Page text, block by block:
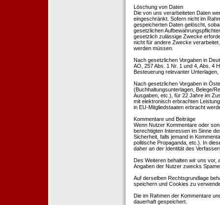
Löschung von Daten
Die von uns verarbeiteten Daten
eingeschränkt. Sofern nicht im
gespeicherten Daten gelöscht,
gesetzlichen
gesetzlich zulässige Zwecke
nicht für andere Zwecke
werden müssen.
Nach gesetzlichen Vorgaben in
AO, 257 Abs. 1 Nr. 1 und 4, Abs. 4
Besteuerung relevanter
Nach gesetzlichen Vorgaben in
(Buchhaltungsunterlagen, Belege/
Ausgaben, etc.), für 22 Jahre im
mit elektronisch erbrachten
in EU-Mitgliedstaaten erbracht
Kommentare und Beiträge
Wenn Nutzer Kommentare oder
berechtigten Interessen im Sinne
Sicherheit, falls jemand in
politische Propaganda, etc.). In
daher an der Identität des
Des Weiteren behalten wir uns vor,
Angaben der Nutzer zwecks
Auf derselben Rechtsgrundlage
speichern und Cookies zu
Die im Rahmen der Kommentare
dauerhaft gespeichert.